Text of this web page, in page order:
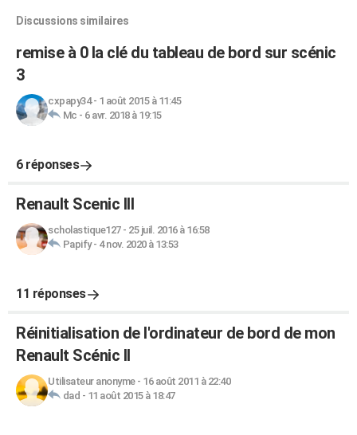
Discussions similaires
remise à 0 la clé du tableau de bord sur scénic
3
cxpapy34- 1 août 2015 à 11:45
Mc - 6 avr. 2018 à 19:15
6 réponses
Renault Scenic III
scholastique127- 25 juil. 2016 à 16:58
Papify- 4 nov. 2020 à 13:53
11 réponses
Réinitialisation de l'ordinateur de bord de mon
Renault Scénic II
Utilisateur anonyme- 16 août 2011 à 22:40
dad - 11 août 2015 à 18:47